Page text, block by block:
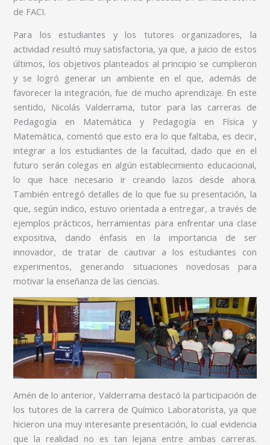
de FACI.
Para los estudiantes y los tutores organizadores, la
actividad resultó muy satisfactoria, ya que, a juicio de estos
últimos, los objetivos planteados al principio se cumplieron
y se logró generar un ambiente en el que, además de
favorecer la integración, fue de mucho aprendizaje. En este
sentido, Nicolás Valderrama, tutor para las carreras de
Pedagogía en Matemática y Pedagogía en Física y
Matemática, comentó que esto era lo que faltaba, es decir,
integrar a los estudiantes de la facultad, dado que en el
futuro serán colegas en algún establecimiento educacional,
lo que hace necesario ir creando lazos desde ahora.
También entregó detalles de lo que fue su presentación, la
que, según indico, estuvo orientada a entregar, a través de
ejemplos prácticos, herramientas para enfrentar una clase
expositiva, dando énfasis en la importancia de ser
innovador, de tratar de cautivar a los estudiantes con
experimentos, generando situaciones novedosas para
motivar la enseñanza de las ciencias.
Amén de lo anterior, Valderrama destacó la participación de
los tutores de la carrera de Químico Laboratorista, ya que
hicieron una muy interesante presentación, lo cual evidencia
que la realidad no es tan lejana entre ambas carreras.